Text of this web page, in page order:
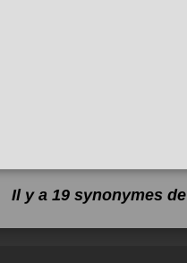
Il y a 19 synonymes de